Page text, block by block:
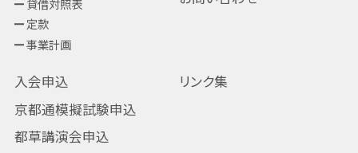
定款
事業計画
入会申込
京都通模擬試験申込
都草講演会申込
リンク集